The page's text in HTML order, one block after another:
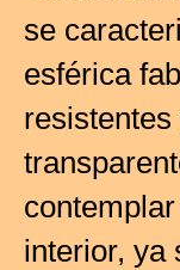
se
esférica
interior, ya